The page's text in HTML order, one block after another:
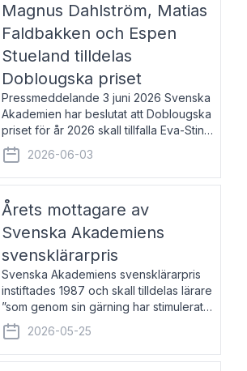
Magnus Dahlström, Matias
Faldbakken och Espen
Stueland tilldelas
Doblougska priset
Pressmeddelande 3 juni 2026 Svenska
Akademien har beslutat att Doblougska
priset för år 2026 skall tillfalla Eva-Stina
Byggmästar, Magnus Dahlström, Matias
Faldbakken samt Espen Stueland.
Prisbeloppet är 200 000 svenska
2026-06-03
Årets mottagare av
Svenska Akademiens
svensklärarpris
Svenska Akademiens svensklärarpris
instiftades 1987 och skall tilldelas lärare
”som genom sin gärning har stimulerat
intresset hos unga människor för
svenska språket och litteraturen”.
Prisutdelning och samtal med
2026-05-25